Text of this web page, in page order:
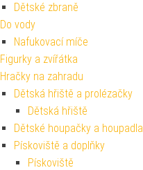
Dětské zbraně
Do vody
Nafukovací míče
Figurky a zvířátka
Hračky na zahradu
Dětská hřiště a prolézačky
Dětská hřiště
Dětské houpačky a houpadla
Pískoviště a doplňky
Pískoviště